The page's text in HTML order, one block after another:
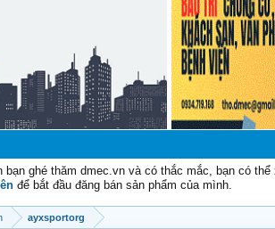
bạn ghé thăm dmec.vn và có thắc mắc, bạn có
để bắt đầu đăng bán sản phẩm của mình.
ayxsportorg